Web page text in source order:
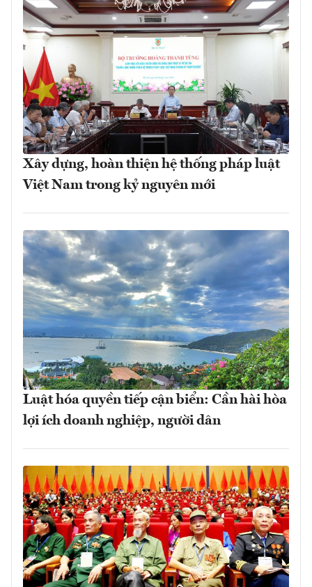
Xây dựng, hoàn thiện hệ thống pháp luật
Việt Nam trong kỷ nguyên mới
Luật hóa quyền tiếp cận biển: Cần hài hòa
lợi ích doanh nghiệp, người dân